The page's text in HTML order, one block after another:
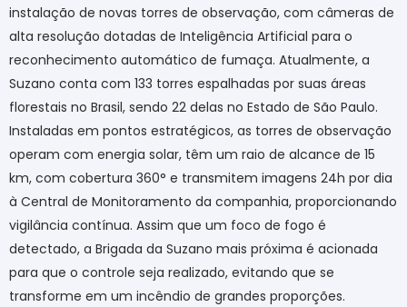
instalação de novas torres de observação, com câmeras de
alta resolução dotadas de Inteligência Artificial para o
reconhecimento automático de fumaça. Atualmente, a
Suzano conta com 133 torres espalhadas por suas áreas
florestais no Brasil, sendo 22 delas no Estado de São Paulo.
Instaladas em pontos estratégicos, as torres de observação
operam com energia solar, têm um raio de alcance de 15
km, com cobertura 360° e transmitem imagens 24h por dia
à Central de Monitoramento da companhia, proporcionando
vigilância contínua. Assim que um foco de fogo é
detectado, a Brigada da Suzano mais próxima é acionada
para que o controle seja realizado, evitando que se
transforme em um incêndio de grandes proporções.